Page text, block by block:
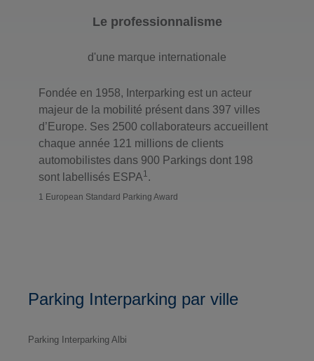
Le professionnalisme
d'une marque internationale
Fondée en 1958, Interparking est un acteur
majeur de la mobilité présent dans 397 villes
d’Europe. Ses 2500 collaborateurs accueillent
chaque année 121 millions de clients
automobilistes dans 900 Parkings dont 198
sont labellisés ESPA1 .
1 European Standard Parking Award
Parking Interparking par ville
Parking Interparking Albi